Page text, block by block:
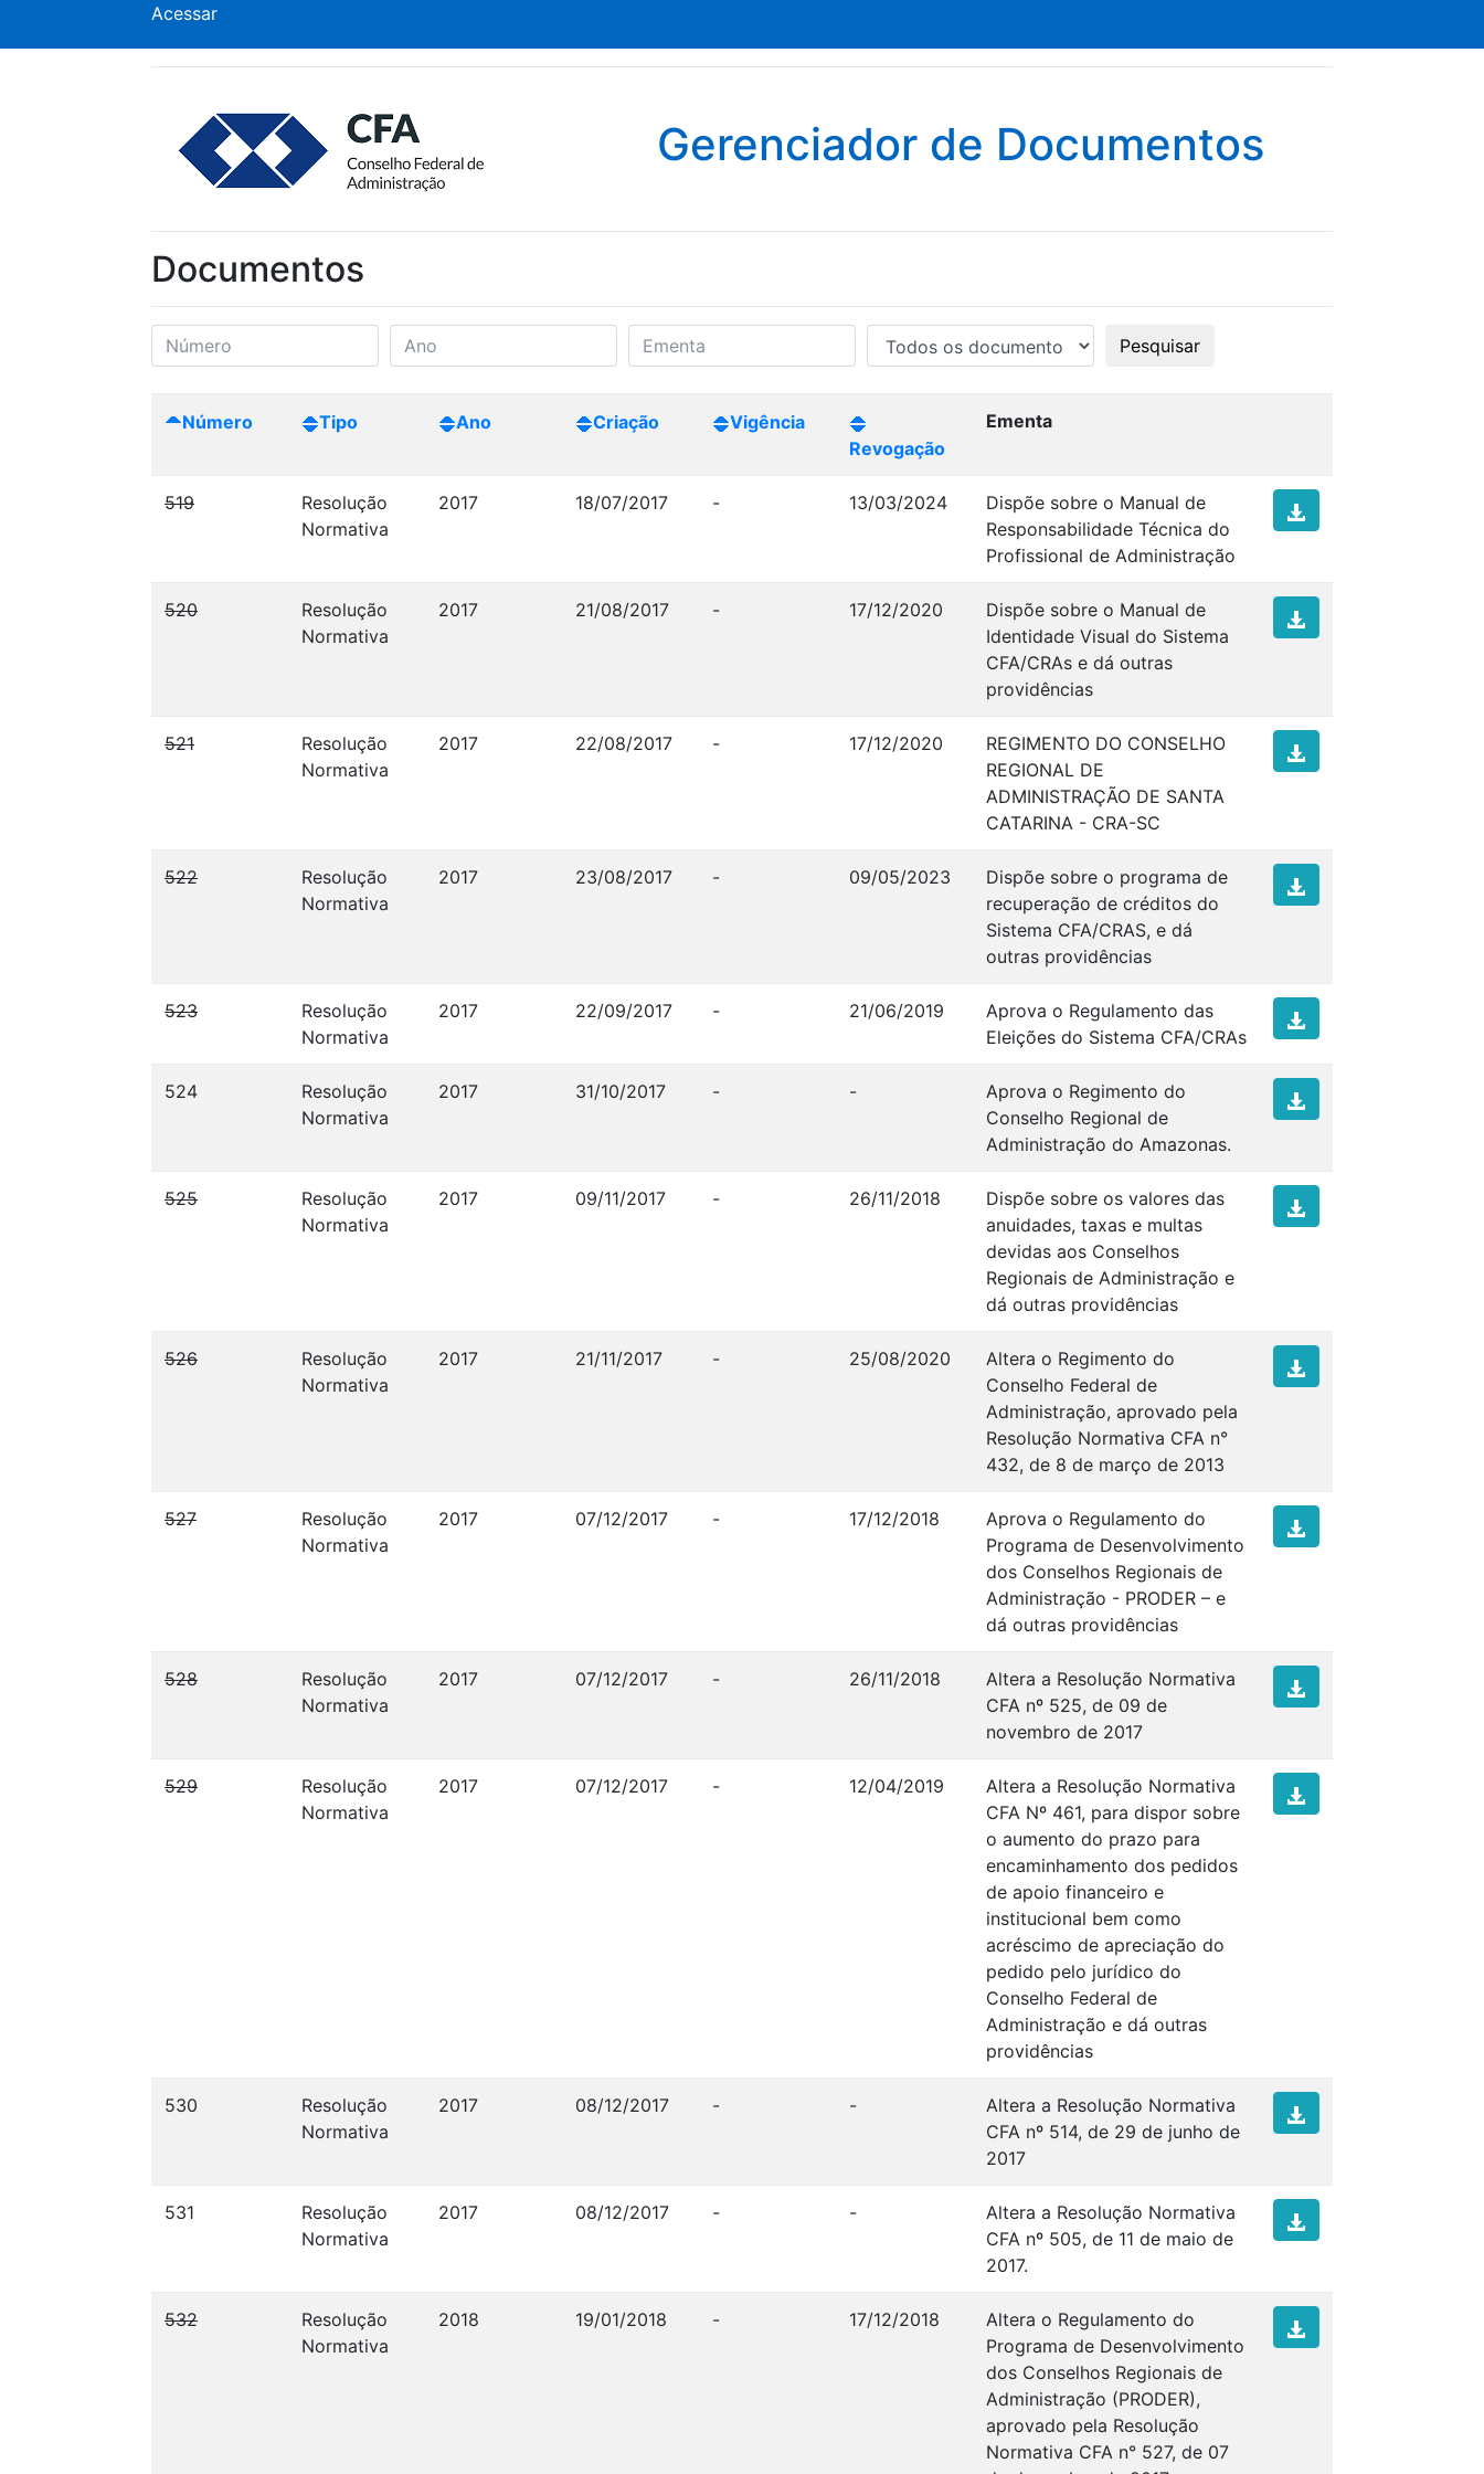
Acessar
Gerenciador de Documentos
Documentos
Pesquisar
Número Tipo Ano Criação
Vigência
Revogação
Ementa
519
Resolução
Normativa
2017 18/07/2017 - 13/03/2024
Dispõe sobre o Manual de
Responsabilidade Técnica do
Profissional de Administração
520
Resolução
Normativa
2017 21/08/2017 - 17/12/2020
Dispõe sobre o Manual de
Identidade Visual do Sistema
CFA/CRAs e dá outras
providências
521
Resolução
Normativa
2017 22/08/2017 - 17/12/2020
REGIMENTO DO CONSELHO
REGIONAL DE
ADMINISTRAÇÃO DE SANTA
CATARINA - CRA-SC
522
Resolução
Normativa
2017 23/08/2017 - 09/05/2023
Dispõe sobre o programa de
recuperação de créditos do
Sistema CFA/CRAS, e dá
outras providências
523
Resolução
Normativa
2017 22/09/2017 - 21/06/2019
Aprova o Regulamento das
Eleições do Sistema CFA/CRAs
524
Resolução
Normativa
2017 31/10/2017 - -
Aprova o Regimento do
Conselho Regional de
Administração do Amazonas.
525
Resolução
Normativa
2017 09/11/2017 - 26/11/2018
Dispõe sobre os valores das
anuidades, taxas e multas
devidas aos Conselhos
Regionais de Administração e
dá outras providências
526
Resolução
Normativa
2017 21/11/2017 - 25/08/2020
Altera o Regimento do
Conselho Federal de
Administração, aprovado pela
Resolução Normativa CFA n°
432, de 8 de março de 2013
527
Resolução
Normativa
2017 07/12/2017 - 17/12/2018
Aprova o Regulamento do
Programa de Desenvolvimento
dos Conselhos Regionais de
Administração - PRODER – e
dá outras providências
528
Resolução
Normativa
2017 07/12/2017 - 26/11/2018
Altera a Resolução Normativa
CFA nº 525, de 09 de
novembro de 2017
529
Resolução
Normativa
2017 07/12/2017 - 12/04/2019
Altera a Resolução Normativa
CFA Nº 461, para dispor sobre
o aumento do prazo para
encaminhamento dos pedidos
de apoio financeiro e
institucional bem como
acréscimo de apreciação do
pedido pelo jurídico do
Conselho Federal de
Administração e dá outras
providências
530
Resolução
Normativa
2017 08/12/2017 - -
Altera a Resolução Normativa
CFA nº 514, de 29 de junho de
2017
531
Resolução
Normativa
2017 08/12/2017 - -
Altera a Resolução Normativa
CFA nº 505, de 11 de maio de
2017.
532
Resolução
Normativa
2018 19/01/2018 - 17/12/2018
Altera o Regulamento do
Programa de Desenvolvimento
dos Conselhos Regionais de
Administração (PRODER),
aprovado pela Resolução
Normativa CFA n° 527, de 07